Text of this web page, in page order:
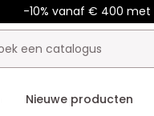
-10% vanaf € 400 met
Nieuwe producten